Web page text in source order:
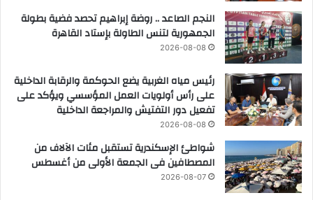
النجم الصاعد .. روضة إبراهيم تحصد فضية بطولة
الجمهورية لتنس الطاولة بإستاد القاهرة
2026-08-08
رئيس مياه الغربية يضع الحوكمة والرقابة الداخلية
على رأس أولويات العمل المؤسسي ويؤكد على
تفعيل دور التفتيش والمراجعة الداخلية
2026-08-08
شواطئ الإسكندرية تستقبل مئات الآلاف من
المصطافين فى الجمعة الأولى من أغسطس
2026-08-07